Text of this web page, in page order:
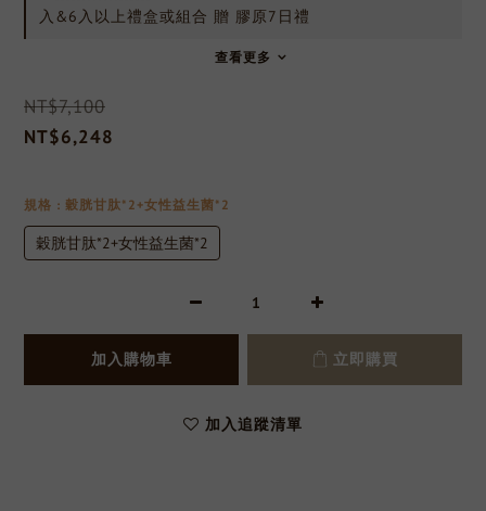
入&6入以上禮盒或組合 贈 膠原7日禮
查看更多
NT$7,100
NT$6,248
規格 : 穀胱甘肽*2+女性益生菌*2
穀胱甘肽*2+女性益生菌*2
加入購物車 立即購買
加入追蹤清單